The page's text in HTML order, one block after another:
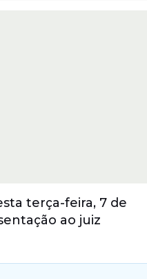
terça-feira, 7 de
ao juiz